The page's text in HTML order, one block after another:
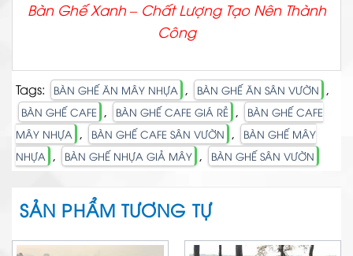
Bàn Ghế Xanh – ChấtLượng Tạo Nên Thành
Công
Tags: BÀN GHẾ ĂN MÂY NHỰA , BÀN GHẾ ĂN SÂN VƯỜN ,
BÀN GHẾ CAFE , BÀN GHẾ CAFE GIÁ RẺ ,
BÀN GHẾ CAFE
MÂY NHỰA
, BÀN GHẾ CAFE SÂN VƯỜN ,
BÀN GHẾ MÂY
NHỰA
, BÀN GHẾ NHỰA GIẢ MÂY , BÀN GHẾ SÂN VƯỜN
SẢN PHẨM TƯƠNG TỰ